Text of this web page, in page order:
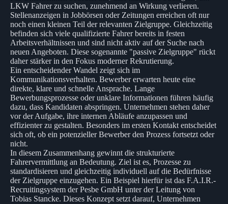
LKW Fahrer zu suchen, zunehmend an Wirkung verlieren.
Stellenanzeigen in Jobbörsen oder Zeitungen erreichen oft nur
noch einen kleinen Teil der relevanten Zielgruppe. Gleichzeitig
befinden sich viele qualifizierte Fahrer bereits in festen
Arbeitsverhältnissen und sind nicht aktiv auf der Suche nach
neuen Angeboten. Diese sogenannte "passive Zielgruppe" rückt
daher stärker in den Fokus moderner Rekrutierung.
Ein entscheidender Wandel zeigt sich im
Kommunikationsverhalten. Bewerber erwarten heute eine
direkte, klare und schnelle Ansprache. Lange
Bewerbungsprozesse oder unklare Informationen führen häufig
dazu, dass Kandidaten abspringen. Unternehmen stehen daher
vor der Aufgabe, ihre internen Abläufe anzupassen und
effizienter zu gestalten. Besonders im ersten Kontakt entscheidet
sich oft, ob ein potenzieller Bewerber den Prozess fortsetzt oder
nicht.
In diesem Zusammenhang gewinnt die strukturierte
Fahrervermittlung an Bedeutung. Ziel ist es, Prozesse zu
standardisieren und gleichzeitig individuell auf die Bedürfnisse
der Zielgruppe einzugehen. Ein Beispiel hierfür ist das F.A.I.R.-
Recruitingsystem der Pesbe GmbH unter der Leitung von
Tobias Stancke. Dieses Konzept setzt darauf, Unternehmen